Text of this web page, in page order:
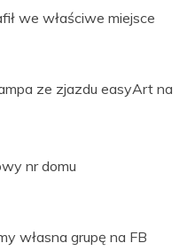
we właściwe miejsce
ze zjazdu easyArt na
nr domu
własna grupę na FB